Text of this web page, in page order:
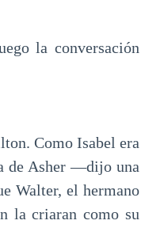
la conversación
Como Isabel era
de Asher —dijo una
Walter, el hermano
la criaran como su